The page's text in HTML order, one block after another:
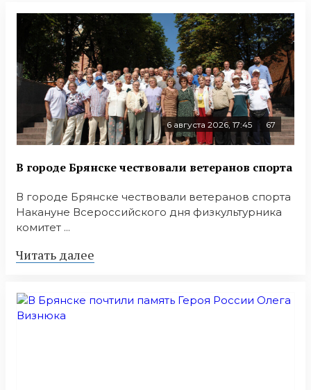
6 августа 2026, 17:45 67
В городе Брянске чествовали ветеранов спорта
В городе Брянске чествовали ветеранов спорта
Накануне Всероссийского дня физкультурника
комитет ...
Читать далее